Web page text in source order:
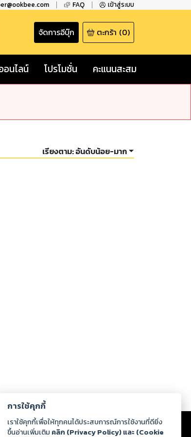
FAQ เข้าสู่ระบบ
จัดการอีบุ๊ก ตะกร้า (0)
อนไลน์ โปรโมชั่น คะแนนสะสม
เรียงตาม:อันดับน้อย-มาก
ร่วมงานกับเรา ดาวน์โหลด
การใช้คุกกี้
เราใช้คุกกี้เพื่อให้ทุกคนได้ประสบการณ์การใช้งานที่ดียิ่ง
ขึ้นอ่านเพิ่มเติม คลิก (Privacy Policy) และ (Cookie